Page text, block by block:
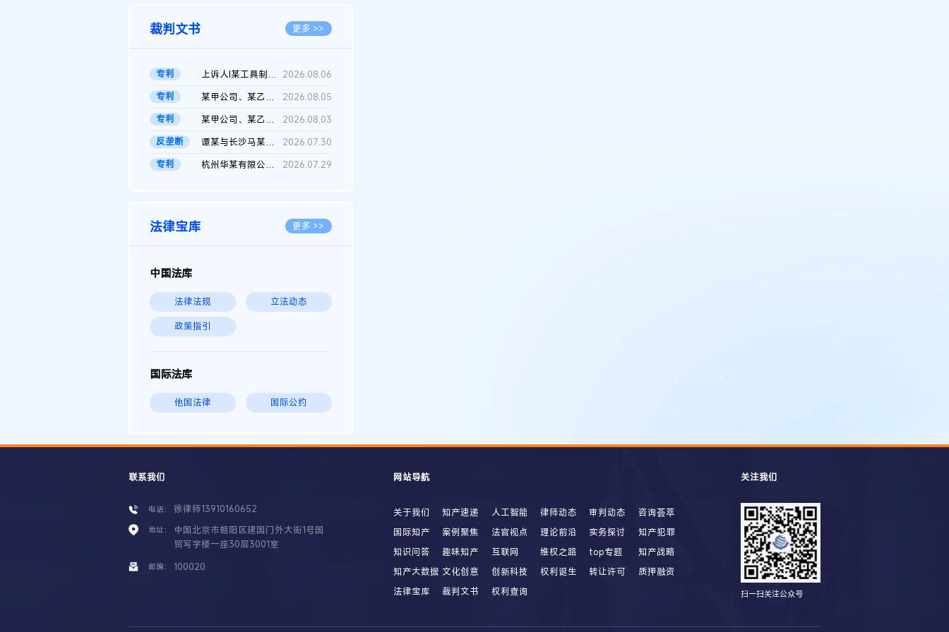
裁判文书 更多 >>
专利 上诉人I某工具制品有限公司与被上诉人程某及一审被告中华人民共和...
2026.08.06
专利
某甲公司、某乙公司、某丙公司申请诉前行为保全复议裁定书
2026.08.05
专利
某甲公司、某乙公司、官某与某丙公司专利申请权权属纠纷 二审判决...
2026.08.03
反垄断
谭某与长沙马某堆农产品股份有限公司滥用市场支配地位纠纷二审裁...
2026.07.30
专利
杭州华某有限公司与菲某有限公司侵害发明专利权纠纷 2026.07.29
法律宝库 更多 >>
中国法库
法律法规 立法动态
政策指引
国际法库
他国法律 国际公约
联系我们
电话： 徐律师13910160652
地址：
中国北京市朝阳区建国门外大街1号国
贸写字楼一座30层3001室
邮编： 100020
网站导航
关于我们 知产速递 人工智能 律师动态 审判动态
咨询荟萃
国际知产
案例聚焦 法官视点 理论前沿 实务探讨
知产犯罪
知识问答
趣味知产 互联网 维权之路 top专题
知产战略
知产大数据 文化创意 创新科技 权利诞生 转让许可
质押融资
法律宝库
裁判文书 权利查询
关注我们
扫一扫关注公众号